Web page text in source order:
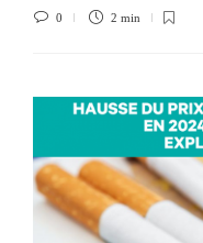
0 2 min